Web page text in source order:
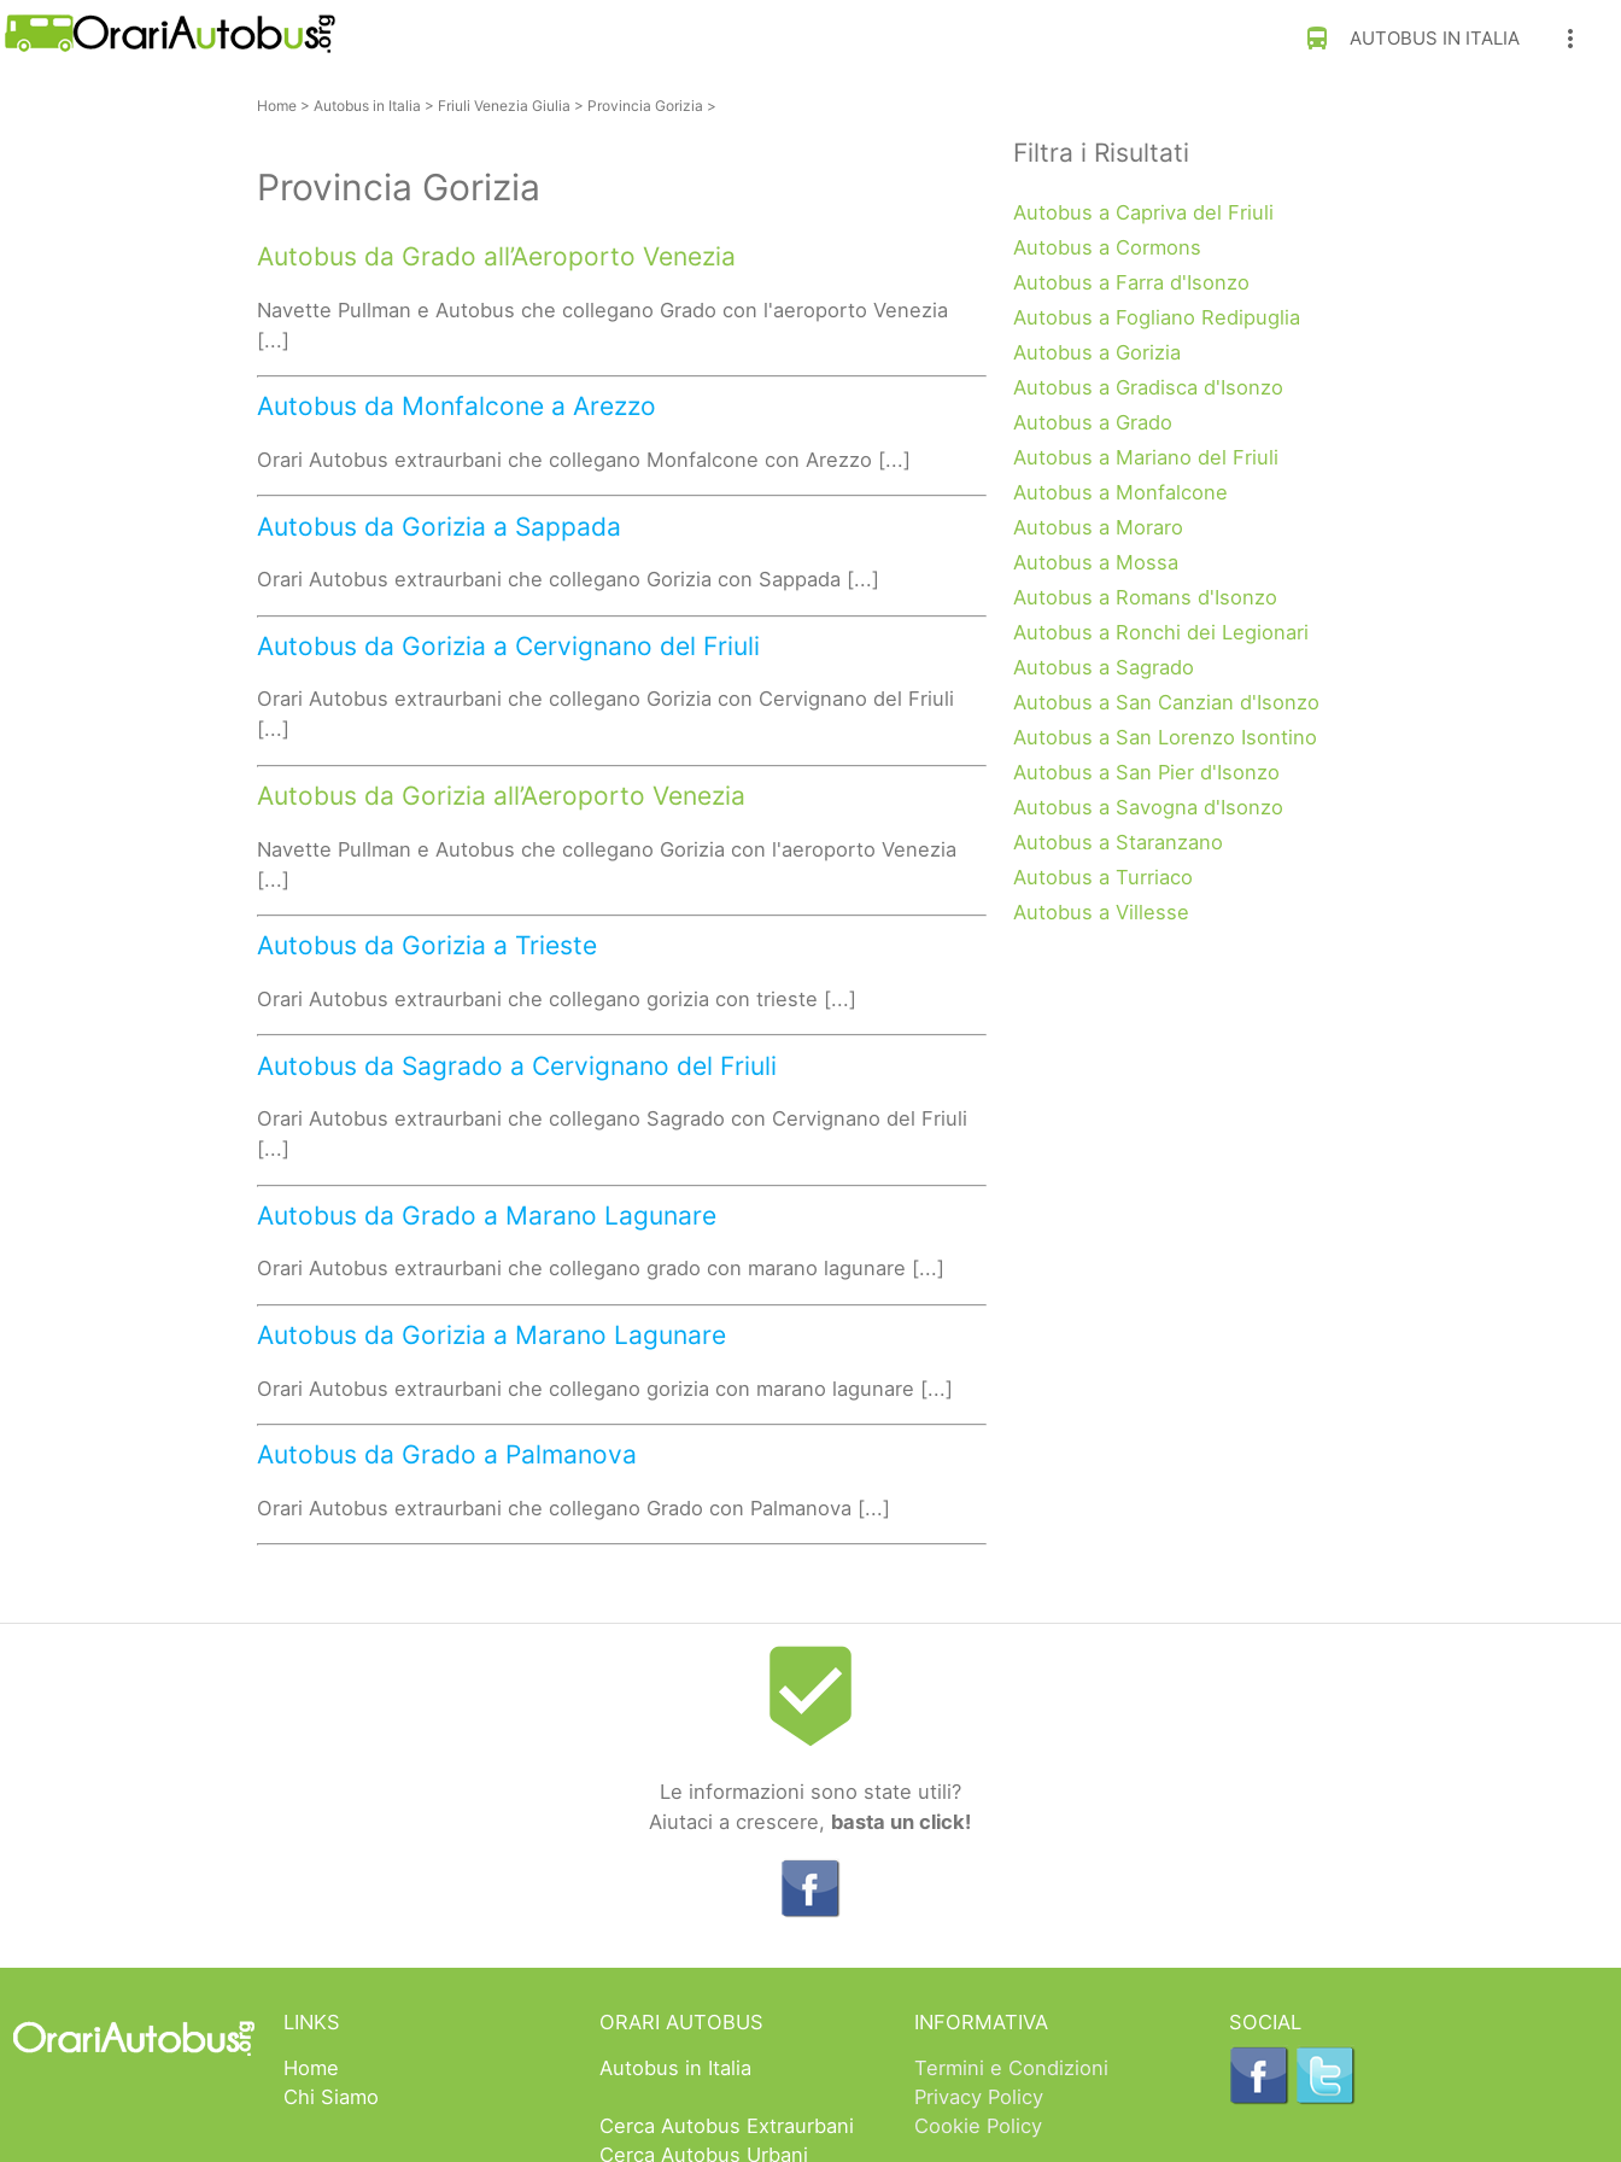
directions_bus AUTOBUS IN ITALIA more_vert
Home> Autobus in Italia > Friuli Venezia Giulia > Provincia Gorizia >
Provincia Gorizia
Autobus da Grado all’Aeroporto Venezia
Navette Pullman e Autobus che collegano Grado con l'aeroporto Venezia
[...]
Autobus da Monfalcone a Arezzo
Orari Autobus extraurbani che collegano Monfalcone con Arezzo [...]
Autobus da Gorizia a Sappada
Orari Autobus extraurbani che collegano Gorizia con Sappada [...]
Autobus da Gorizia a Cervignano del Friuli
Orari Autobus extraurbani che collegano Gorizia con Cervignano del Friuli
[...]
Autobus da Gorizia all’Aeroporto Venezia
Navette Pullman e Autobus che collegano Gorizia con l'aeroporto Venezia
[...]
Autobus da Gorizia a Trieste
Orari Autobus extraurbani che collegano gorizia con trieste [...]
Autobus da Sagrado a Cervignano del Friuli
Orari Autobus extraurbani che collegano Sagrado con Cervignano del Friuli
[...]
Autobus da Grado a Marano Lagunare
Orari Autobus extraurbani che collegano grado con marano lagunare [...]
Autobus da Gorizia a Marano Lagunare
Orari Autobus extraurbani che collegano gorizia con marano lagunare [...]
Autobus da Grado a Palmanova
Orari Autobus extraurbani che collegano Grado con Palmanova [...]
Filtra i Risultati
Autobus a Capriva del Friuli
Autobus a Cormons
Autobus a Farra d'Isonzo
Autobus a Fogliano Redipuglia
Autobus a Gorizia
Autobus a Gradisca d'Isonzo
Autobus a Grado
Autobus a Mariano del Friuli
Autobus a Monfalcone
Autobus a Moraro
Autobus a Mossa
Autobus a Romans d'Isonzo
Autobus a Ronchi dei Legionari
Autobus a Sagrado
Autobus a San Canzian d'Isonzo
Autobus a San Lorenzo Isontino
Autobus a San Pier d'Isonzo
Autobus a Savogna d'Isonzo
Autobus a Staranzano
Autobus a Turriaco
Autobus a Villesse
beenhere
Le informazioni sono state utili?
Aiutaci a crescere, basta un click!
LINKS
Home
Chi Siamo
ORARI AUTOBUS
Autobus in Italia
Cerca Autobus Extraurbani
Cerca Autobus Urbani
INFORMATIVA
Termini e Condizioni
Privacy Policy
Cookie Policy
SOCIAL